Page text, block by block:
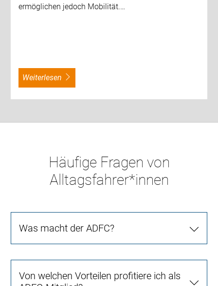
ermöglichen jedoch Mobilität.…
weiterlesen
Häufige Fragen von
Alltagsfahrer*innen
Was macht der ADFC?
Von welchen Vorteilen profitiere ich als